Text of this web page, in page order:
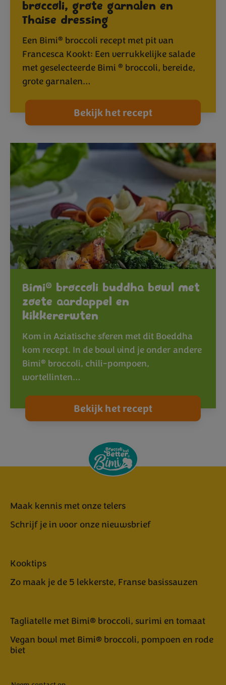
broccoli, grote garnalen en
Thaise dressing
Een Bimi® broccoli recept met pit van
Francesca Kookt: Een verrukkelijke salade
met geselecteerde Bimi ® broccoli, bereide,
grote garnalen…
Bekijk het recept
Bimi® broccoli buddha bowl met
zoete aardappel en
kikkererwten
Kom in Aziatische sferen met dit Boeddha
kom recept. In de bowl vind je onder andere
Bimi® broccoli, chili-pompoen,
wortellinten…
Bekijk het recept
Maak kennis met onze telers
Schrijf je in voor onze nieuwsbrief
Kooktips
Zo maak je de 5 lekkerste, Franse basissauzen
Tagliatelle met Bimi® broccoli, surimi en tomaat
Vegan bowl met Bimi® broccoli, pompoen en rode
biet